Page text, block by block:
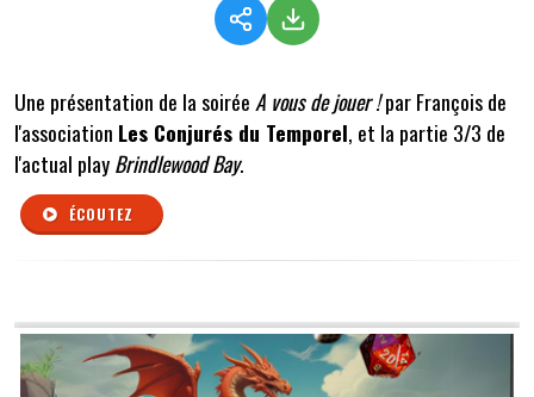
Une présentation de la soirée A vous de jouer !par François de
l'association Les Conjurés du Temporel, et la partie 3/3 de
l'actual playBrindlewood Bay.
ÉCOUTEZ